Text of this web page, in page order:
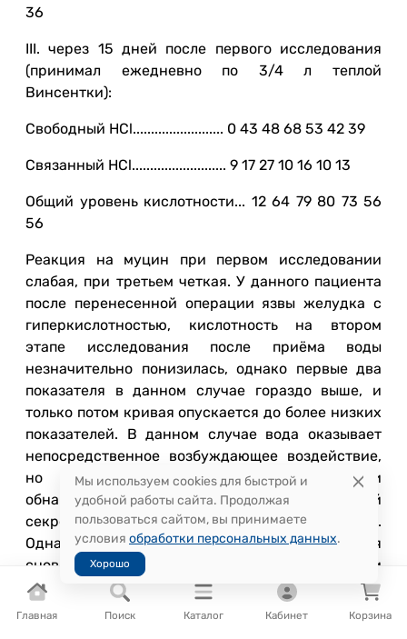
Главная Поиск Каталог Кабинет Корзина
36
III. через 15 дней после первого исследования
(принимал ежедневно по 3/4 л теплой
Винсентки):
Свободный HCl......................... 0 43 48 68 53 42 39
Связанный HCl.......................... 9 17 27 10 16 10 13
Общий уровень кислотности... 12 64 79 80 73 56
56
Реакция на муцин при первом исследовании
слабая, при третьем четкая. У данного пациента
после перенесенной операции язвы желудка с
гиперкислотностью, кислотность на втором
этапе исследования после приёма воды
незначительно понизилась, однако первые два
показателя в данном случае гораздо выше, и
только потом кривая опускается до более низких
показателей. В данном случае вода оказывает
непосредственное возбуждающее воздействие,
но в ходе спровоцированной секреции
обнаруживается понижение желудочной
секреции (подобно тому, как и в пр. 2, 8,12).
Однако в результате третьего исследования
снова выявляется наличие гиперкислотности
гораздо более высокой степени, чем в начале.
Субъективное обследование показало, что
Мы используем cookies для быстрой и
удобной работы сайта. Продолжая
пользоваться сайтом, вы принимаете
условия обработки персональных данных.
Хорошо